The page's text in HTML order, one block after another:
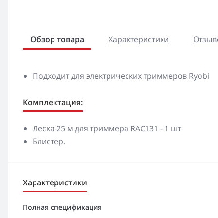
Обзор товара Характеристики
Подходит для электрических триммеров Ryobi
Комплектация:
Леска 25 м для триммера RAC131 - 1 шт.
Блистер.
Характеристики
Полная спецификация